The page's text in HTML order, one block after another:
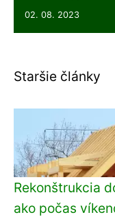
02. 08. 2023
Staršie články
Rekonštrukcia
ako počas